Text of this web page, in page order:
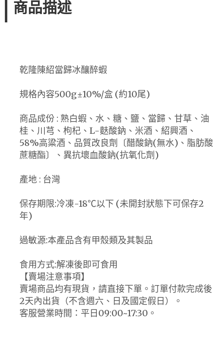
商品描述
乾隆陳紹當歸冰釀醉蝦
規格內容500g±10%/盒 (約10尾)
商品成份 : 熟白蝦、水、糖、鹽、當歸、甘草、油
桂、川芎、枸杞、L-麩酸鈉、米酒、紹興酒、
58%高粱酒、品質改良劑〔醋酸鈉(無水)、脂肪酸
蔗糖酯〕、異抗壞血酸鈉(抗氧化劑)
產地 : 台灣
保存期限:冷凍-18℃以下 (未開封狀態下可保存2
年)
過敏源:本產品含有甲殼類及其製品
食用方式:解凍後即可食用
【賣場注意事項】
賣場商品均有現貨，請直接下單。訂單付款完成後
2天內出貨（不含週六、日及國定假日）。
客服營業時間：平日09:00~17:30。